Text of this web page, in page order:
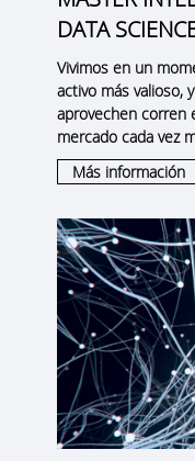
DATA
Vivimos en un
activo más valioso,
aprovechen corren
mercado cada vez
Más información